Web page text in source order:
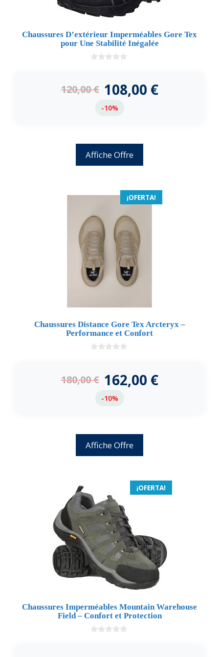
Chaussures D’extérieur Imperméables Gore Tex
pour Une Stabilité Inégalée
5
120,00€ 108,00 €
-10%
Affiche Offre
¡OFERTA!
Chaussures Distance Gore Tex Arcteryx –
Performance et Confort
5
180,00€ 162,00 €
-10%
Affiche Offre
¡OFERTA!
Chaussures Imperméables Mountain Warehouse
Field – Confort et Protection